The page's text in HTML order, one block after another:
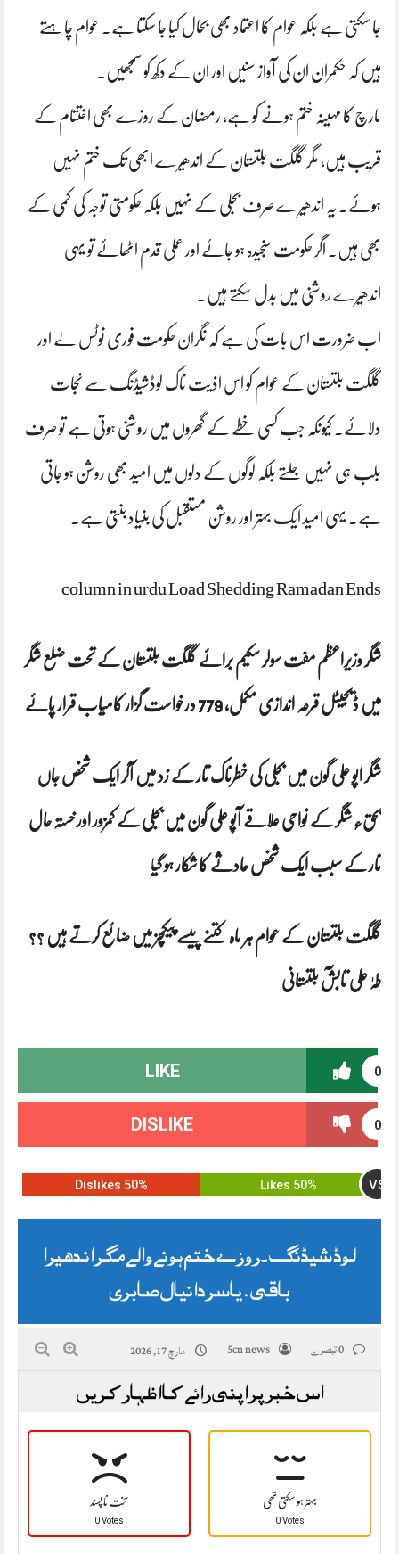
جا سکتی ہے بلکہ عوام کا اعتماد بھی بحال کیا جا سکتا ہے۔ عوام چاہتے
ہیں کہ حکمران ان کی آواز سنیں اور ان کے دکھ کو سمجھیں۔
مارچ کا مہینہ ختم ہونے کو ہے، رمضان کے روزے بھی اختتام کے
قریب ہیں، مگر گلگت بلتستان کے اندھیرے ابھی تک ختم نہیں
ہوئے۔ یہ اندھیرے صرف بجلی کے نہیں بلکہ حکومتی توجہ کی کمی کے
بھی ہیں۔ اگر حکومت سنجیدہ ہو جائے اور عملی قدم اٹھائے تو یہی
اندھیرے روشنی میں بدل سکتے ہیں۔
اب ضرورت اس بات کی ہے کہ نگران حکومت فوری نوٹس لے اور
گلگت بلتستان کے عوام کو اس اذیت ناک لوڈشیڈنگ سے نجات
دلائے۔ کیونکہ جب کسی خطے کے گھروں میں روشنی ہوتی ہے تو صرف
بلب ہی نہیں جلتے بلکہ لوگوں کے دلوں میں امید بھی روشن ہو جاتی
ہے۔ یہی امید ایک بہتر اور روشن مستقبل کی بنیاد بنتی ہے۔
column in urdu Load Shedding Ramadan Ends
شگر وزیراعظم مفت سولر سکیم برائے گلگت بلتستان کے تحت ضلع شگر
میں ڈیجیٹل قرعہ اندازی مکمل، 779 درخواست گزار کامیاب قرار پائے
شگر اپو علی گون میں بجلی کی خطرناک تار کے زد میں آکر ایک شخص جاں
بحق٫ شگر کے نواحی علاقے آپو علی گون میں بجلی کے کمزور اور خستہ حال
تار کے سبب ایک شخص حادثے کا شکار ہو گیا
گلگت بلتستان کے عوام ہر ماہ کتنے پیسے پیکچز میں ضائع کرتے ہیں ؟؟
طہٰ علی تابشٓ بلتستانی
0
LIKE
0
DISLIKE
50% Likes VS
50% Dislikes
لوڈ شیڈنگ ۔روزے ختم ہونے والے مگر اندھیرا
باقی . یاسر دانیال صابری
5cn news مارچ 17, 2026
اس خبر پر اپنی رائے کا اظہار کریں
سخت نا پسند
0 Votes
بہتر ہو سکتی تھی
0 Votes